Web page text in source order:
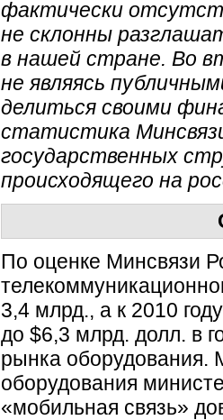
фактически
не склонны
в нашей стране. Во
не являясь
делиться своими
статистика
государственных
происходящего на
По оценке Минсвязи
3,4 млрд., а к 2010
до $6,3 млрд. долл. в
рынка оборудования.
оборудования
«мобильная связь»